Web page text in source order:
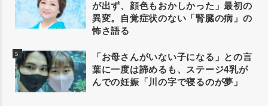
が出ず、顔色もおかしかった」最初の
異変。自覚症状のない「腎臓の病」の
怖さ語る
「お母さんがいない子になる」との言
葉に一度は諦めるも、ステージ4乳が
んでの妊娠「川の字で寝るのが夢」